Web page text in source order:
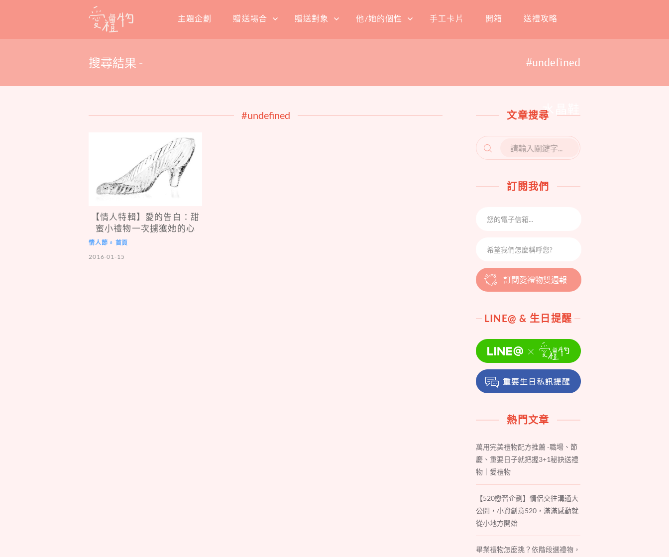
content
主題企劃 贈送場合 贈送對象 他/她的個性 手工卡片 開箱 送禮攻略
搜尋結果 - #undefined
水晶鞋
#undefined
【情人特輯】愛的告白：甜
蜜小禮物一次擄獲她的心
情人節 #
首頁
2016-01-15
文章搜尋
SEARCH
FOR:
訂閱我們
訂閱愛禮物雙週報
LINE@ & 生日提醒
熱門文章
萬用完美禮物配方推薦 -職場、節
慶、重要日子就把握3+1秘訣送禮
物｜愛禮物
【520戀習企劃】情侶交往溝通大
公開，小資創意520，滿滿感動就
從小地方開始
畢業禮物怎麼挑？依階段選禮物，